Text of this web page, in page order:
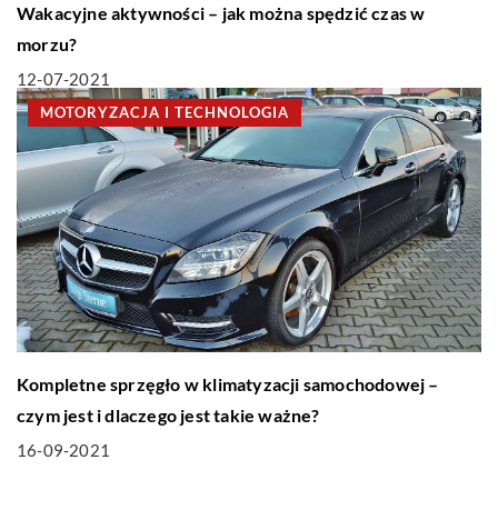
Wakacyjne aktywności – jak można spędzić czas w
morzu?
12-07-2021
MOTORYZACJA I TECHNOLOGIA
Kompletne sprzęgło w klimatyzacji samochodowej –
czym jest i dlaczego jest takie ważne?
16-09-2021